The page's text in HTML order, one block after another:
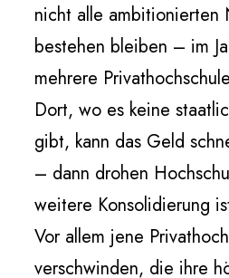
nicht alle ambitionierten
bestehen bleiben – im
mehrere
Dort, wo es keine
gibt, kann das Geld
– dann drohen
weitere Konsolidierung
Vor allem jene
verschwinden, die ihre